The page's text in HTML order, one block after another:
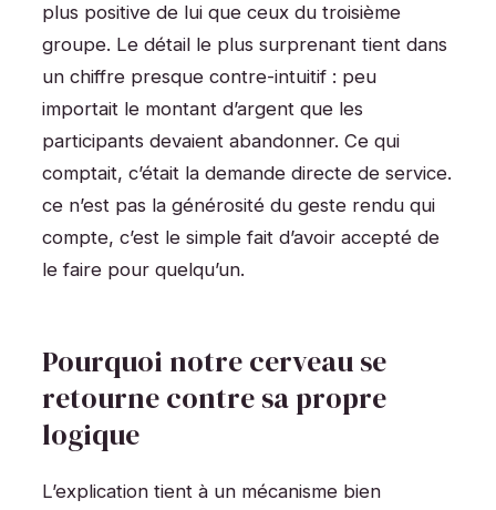
plus positive de lui que ceux du troisième
groupe. Le détail le plus surprenant tient dans
un chiffre presque contre-intuitif : peu
importait le montant d’argent que les
participants devaient abandonner. Ce qui
comptait, c’était la demande directe de service.
ce n’est pas la générosité du geste rendu qui
compte, c’est le simple fait d’avoir accepté de
le faire pour quelqu’un.
Pourquoi notre cerveau se
retourne contre sa propre
logique
L’explication tient à un mécanisme bien